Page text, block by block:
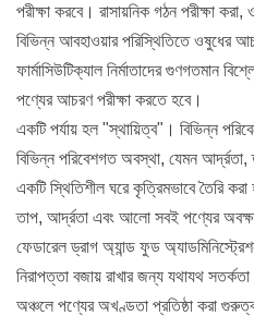
পরীক্ষা করবে। রাসায়নিক গঠন পরীক্ষা
বিভিন্ন আবহাওয়ার পরিস্থিতিতে ওষুধের
ফার্মাসিউটিক্যাল নির্মাতাদের গুণগতমান
পণ্যের আচরণ পরীক্ষা করতে হবে।
একটি পর্যায় হল "স্থায়িত্ব"। বিভিন্ন
বিভিন্ন পরিবেশগত অবস্থা, যেমন আর্দ্রতা,
একটি স্থিতিশীল ঘরে কৃত্রিমভাবে তৈরি করা
তাপ, আর্দ্রতা এবং আলো সবই পণ্যের
ফেডারেল ড্রাগ অ্যান্ড ফুড
নিরাপত্তা বজায় রাখার জন্য যথাযথ
অঞ্চলে পণ্যের অখণ্ডতা প্রতিষ্ঠা করা